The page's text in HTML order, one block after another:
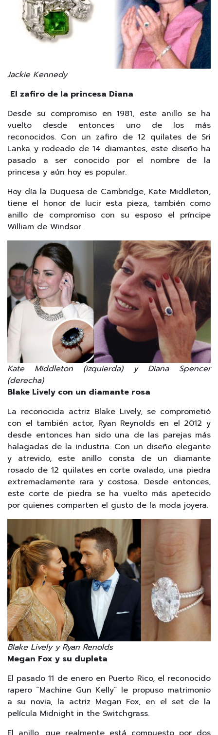
Jackie Kennedy
El zafiro de la princesa Diana
Desde su compromiso en 1981, este anillo se ha
vuelto desde entonces uno de los más
reconocidos. Con un zafiro de 12 quilates de Sri
Lanka y rodeado de 14 diamantes, este diseño ha
pasado a ser conocido por el nombre de la
princesa y aún hoy es popular.
Hoy día la Duquesa de Cambridge, Kate Middleton,
tiene el honor de lucir esta pieza, también como
anillo de compromiso con su esposo el príncipe
William de Windsor.
Kate Middleton (izquierda) y Diana Spencer
(derecha)
Blake Lively con un diamante rosa
La reconocida actriz Blake Lively, se comprometió
con el también actor, Ryan Reynolds en el 2012 y
desde entonces han sido una de las parejas más
halagadas de la industria. Con un diseño elegante
y atrevido, este anillo consta de un diamante
rosado de 12 quilates en corte ovalado, una piedra
extremadamente rara y costosa. Desde entonces,
este corte de piedra se ha vuelto más apetecido
por quienes comparten el gusto de la moda joyera.
Blake Lively y Ryan Renolds
Megan Fox y su dupleta
El pasado 11 de enero en Puerto Rico, el reconocido
rapero “Machine Gun Kelly” le propuso matrimonio
a su novia, la actriz Megan Fox, en el set de la
película Midnight in the Switchgrass.